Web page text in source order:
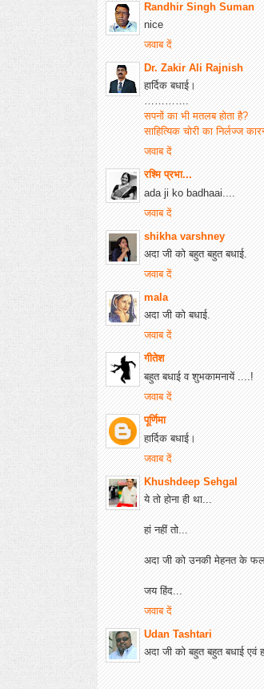
Randhir Singh Suman
nice
जवाब दें
Dr. Zakir Ali Rajnish
हार्दिक बधाई।
………….
सपनों का भी मतलब होता है?
साहित्यिक चोरी का निर्लज्ज
जवाब दें
रश्मि प्रभा...
ada ji ko badhaai....
जवाब दें
shikha varshney
अदा जी को बहुत बहुत बधाई.
जवाब दें
mala
अदा जी को बधाई.
जवाब दें
गीतेश
बहुत बधाई व शुभकामनायें ....!
जवाब दें
पूर्णिमा
हार्दिक बधाई।
जवाब दें
Khushdeep Sehgal
ये तो होना ही था...
हां नहीं तो...
अदा जी को उनकी मेहनत के
जय हिंद...
जवाब दें
Udan Tashtari
अदा जी को बहुत बहुत बधाई एवं